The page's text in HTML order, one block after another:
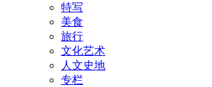
特写
美食
旅行
文化艺术
人文史地
专栏